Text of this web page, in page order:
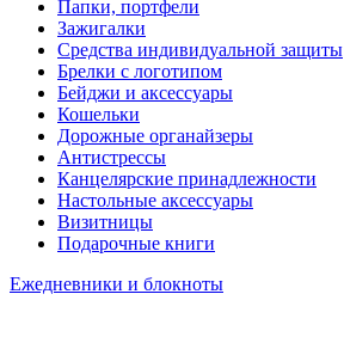
Папки, портфели
Зажигалки
Средства индивидуальной защиты
Брелки с логотипом
Бейджи и аксессуары
Кошельки
Дорожные органайзеры
Антистрессы
Канцелярские принадлежности
Настольные аксессуары
Визитницы
Подарочные книги
Ежедневники и блокноты